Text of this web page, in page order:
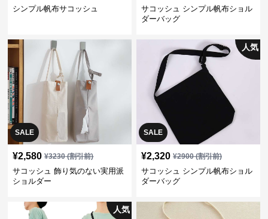
シンプル帆布サコッシュ
サコッシュ シンプル帆布ショル
ダーバッグ
SALE
¥2,580 ¥3230(割引前)
サコッシュ 飾り気のない実用派
ショルダー
SALE
人気
¥2,320 ¥2900(割引前)
サコッシュ シンプル帆布ショル
ダーバッグ
人気